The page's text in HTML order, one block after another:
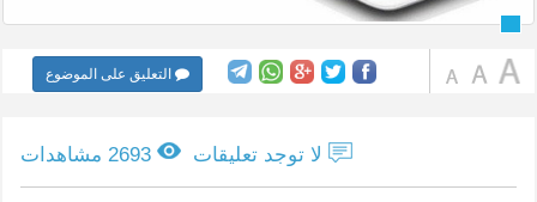
التعليق على الموضوع
لا توجد تعليقات 2693 مشاهدات